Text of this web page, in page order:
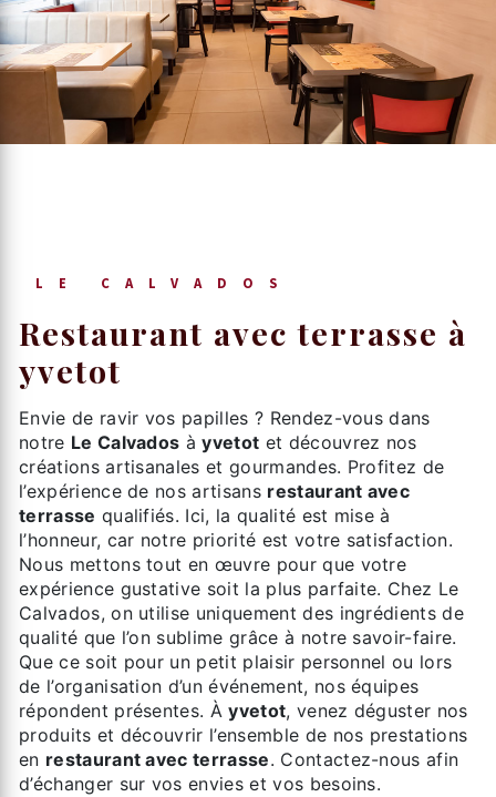
LE CALVADOS
restaurant avec terrasse à
yvetot
Envie de ravir vos papilles ? Rendez-vous dans
notre Le Calvados àyvetot et découvrez nos
créations artisanales et gourmandes. Profitez de
l’expérience de nos artisans restaurant avec
terrasse qualifiés. Ici, la qualité est mise à
l’honneur, car notre priorité est votre satisfaction.
Nous mettons tout en œuvre pour que votre
expérience gustative soit la plus parfaite. Chez Le
Calvados, on utilise uniquement des ingrédients de
qualité que l’on sublime grâce à notre savoir-faire.
Que ce soit pour un petit plaisir personnel ou lors
de l’organisation d’un événement, nos équipes
répondent présentes. Àyvetot, venez déguster nos
produits et découvrir l’ensemble de nos prestations
en restaurant avec terrasse. Contactez-nous afin
d’échanger sur vos envies et vos besoins.